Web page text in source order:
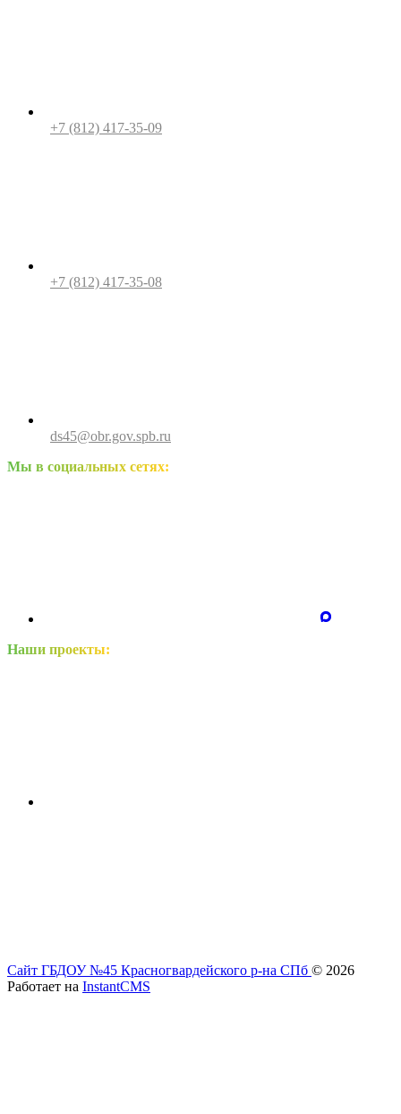
+7 (812) 417-35-09
+7 (812) 417-35-08
ds45@obr.gov.spb.ru
Мы в социальных сетях:
Наши проекты:
Сайт ГБДОУ №45 Красногвардейского р-на СПб © 2026
Работает на InstantCMS